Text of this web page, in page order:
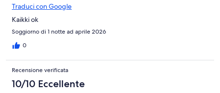
Traduci con Google
Kaikki ok
Soggiorno di 1 notte ad aprile 2026
0
Recensione verificata
10/10 Eccellente